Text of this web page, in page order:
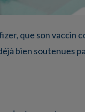
que son
bien soutenues